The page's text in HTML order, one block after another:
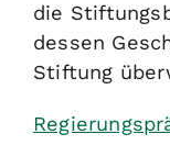
die
dessen
Stiftung